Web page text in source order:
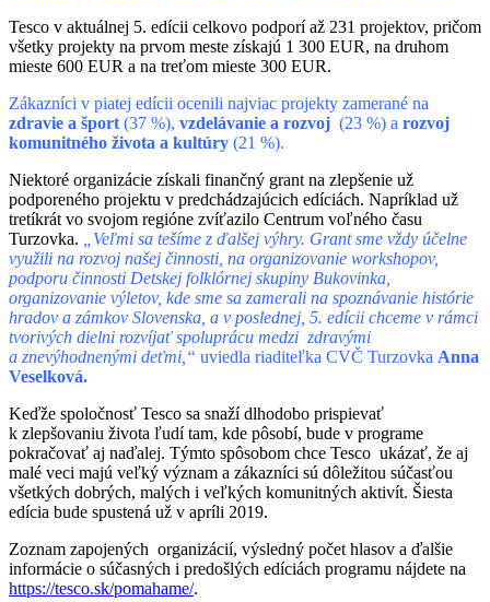
Tesco v aktuálnej 5. edícii celkovo podporí až 231 projektov, pričom
všetky projekty na prvom meste získajú 1 300 EUR, na druhom
mieste 600 EUR a na treťom mieste 300 EUR.
Zákazníci v piatej edícii ocenili najviac projekty zamerané na
zdravie a šport (37 %), vzdelávanie a rozvoj (23 %) a rozvoj
komunitného života a kultúry (21 %).
Niektoré organizácie získali finančný grant na zlepšenie už
podporeného projektu v predchádzajúcich edíciách. Napríklad už
tretíkrát vo svojom regióne zvíťazilo Centrum voľného času
Turzovka.
„Veľmi sa tešíme z ďalšej výhry. Grant sme vždy účelne
využili na rozvoj našej činnosti, na organizovanie workshopov,
podporu činnosti Detskej folklórnej skupiny Bukovinka,
organizovanie výletov, kde sme sa zamerali na spoznávanie histórie
hradov a zámkov Slovenska, a v poslednej, 5. edícii chceme v rámci
tvorivých dielni rozvíjať spoluprácu medzi zdravými
a znevýhodnenými deťmi,“ uviedla riaditeľka CVČ Turzovka Anna
Veselková.
Keďže spoločnosť Tesco sa snaží dlhodobo prispievať
k zlepšovaniu života ľudí tam, kde pôsobí, bude v programe
pokračovať aj naďalej. Týmto spôsobom chce Tesco ukázať, že aj
malé veci majú veľký význam a zákazníci sú dôležitou súčasťou
všetkých dobrých, malých i veľkých komunitných aktivít. Šiesta
edícia bude spustená už v apríli 2019.
Zoznam zapojených organizácií, výsledný počet hlasov a ďalšie
informácie o súčasných i predošlých edíciách programu nájdete na
https://tesco.sk/pomahame/.